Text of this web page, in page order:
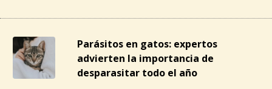
Parásitos en gatos: expertos
advierten la importancia de
desparasitar todo el año